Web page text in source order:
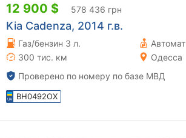
12 900 $ 578 436 грн
Kia Cadenza, 2014 г.в.
Газ/бензин 3 л.
Автомат
300 тис. км
Одесса
Проверено по номеру по базе МВД
BH0492OX